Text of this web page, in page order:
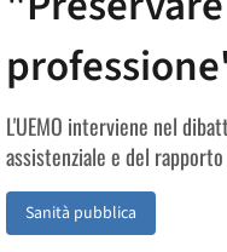
L'UEMO interviene nel
assistenziale e del
Sanità pubblica